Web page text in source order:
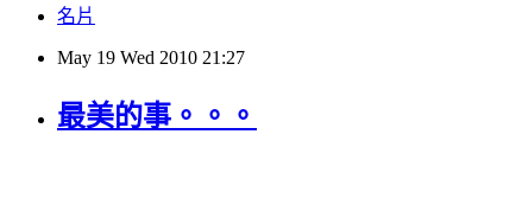
名片
May 19 Wed 2010 21:27
最美的事。。。